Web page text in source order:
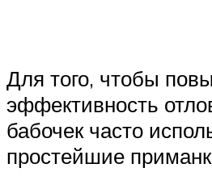
Для того, чтобы
эффективность
бабочек часто
простейшие